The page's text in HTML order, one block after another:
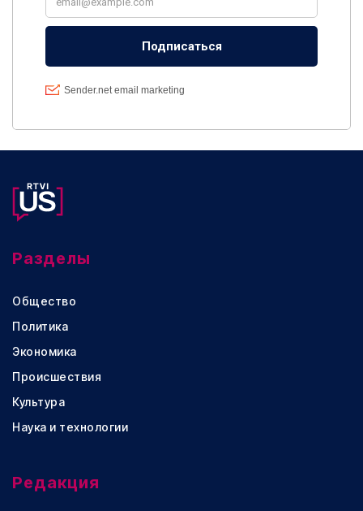
Разделы
Общество
Политика
Экономика
Происшествия
Культура
Наука и технологии
Редакция